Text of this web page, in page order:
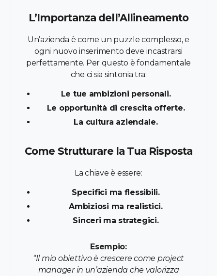
L’Importanza dell’Allineamento
Un’azienda è come un puzzle complesso, e
ogni nuovo inserimento deve incastrarsi
perfettamente. Per questo è fondamentale
che ci sia sintonia tra:
Le tue ambizioni personali.
Le opportunità di crescita offerte.
La cultura aziendale.
Come Strutturare la Tua Risposta
La chiave è essere:
Specifici ma flessibili.
Ambiziosi ma realistici.
Sinceri ma strategici.
Esempio:
“Il mio obiettivo è crescere come project
manager in un’azienda che valorizza